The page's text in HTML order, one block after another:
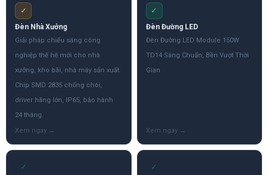
✓
Đèn Nhà Xưởng
Giải pháp chiếu sáng công
nghiệp thế hệ mới cho nhà
xưởng, kho bãi, nhà máy sản xuất.
Chip SMD 2835 chống chói,
driver hãng lớn, IP65, bảo hành
24 tháng.
✓
Đèn Đường LED
Đèn Đường LED Module 150W
TD14 Sáng Chuẩn, Bền Vượt Thời
Gian
✓ ✓